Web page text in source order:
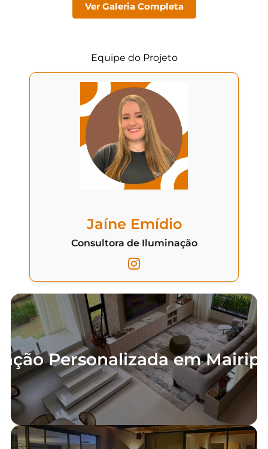
Ver Galeria Completa
Equipe do Projeto
Jaíne Emídio
Consultora de Iluminação
Personalizada em